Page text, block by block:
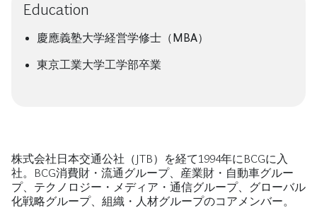
Education
慶應義塾大学経営学修士（MBA）
東京工業大学工学部卒業
株式会社日本交通公社（JTB）を経て1994年にBCGに入
社。BCG消費財・流通グループ、産業財・自動車グルー
プ、テクノロジー・メディア・通信グループ、グローバル
化戦略グループ、組織・人材グループのコアメンバー。